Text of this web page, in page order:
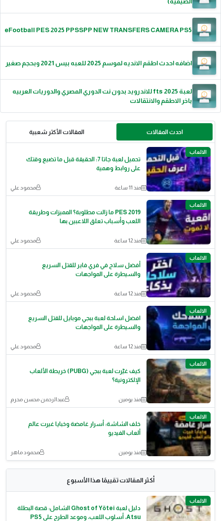
eFootball PES 2025 PPSSPP NEW TRANSFERS CAMERA PS5
اضافه احدث اطقم الانديه لموسم 2025 للعبه بيس 2021 وبحجم صغير
لعبة fts 2025 للاندرويد بدون نت الدوري المصري والدوريات العربيه
باخر الاطقم والانتقالات
احدث المقالات المقالات الأكثر شعبية
الالعاب
تحميل لعبة جاتا 7: الحقيقة قبل ما تضيع وقتك
على روابط وهمية
منذ 11 ساعة محمود علي
الالعاب
PES 2019 ما زالت مطلوبة؟ المميزات وطريقة
اللعب وأسباب تعلق اللاعبين بها
منذ 12 ساعة محمود علي
الالعاب
أفضل سلاح في فري فاير للقتل السريع
والسيطرة على المواجهات
منذ 12 ساعة محمود علي
الالعاب
افضل اسلحة لعبة ببجي موبايل للقتل السريع
والسيطرة على المواجهات
منذ 12 ساعة محمود علي
الالعاب
كيف غيّرت لعبة ببجي (PUBG) خريطة الألعاب
الإلكترونية؟
منذ يومين عبدالرحمن محسن محرم
الالعاب
خلف الشاشة: أسرار غامضة وخبايا غيرت عالم
ألعاب الفيديو
منذ يومين محمود ماهر
أكثر المقالات تقييمًا هذا الأسبوع
الالعاب
دليل لعبة Ghost of Yōtei الشامل: قصة البطلة
Atsu، أسلوب اللعب، وموعد الطرح على PS5